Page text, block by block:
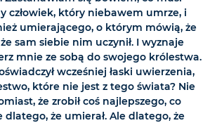
człowiek, który niebawem umrze, i
umierającego, o którym mówią, że
sam siebie nim uczynił. I wyznaje
mnie ze sobą do swojego królestwa.
wcześniej łaski uwierzenia,
które nie jest z tego świata? Nie
że zrobił coś najlepszego, co
dlatego, że umierał. Ale dlatego, że